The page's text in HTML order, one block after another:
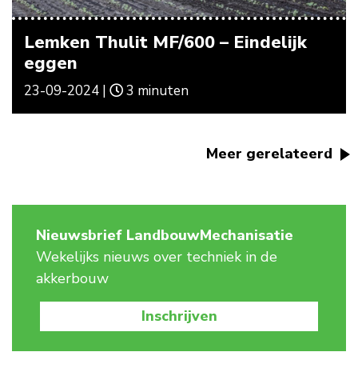
Lemken Thulit MF/600 – Eindelijk
eggen
23-09-2024 | 3 minuten
Meer gerelateerd
Nieuwsbrief LandbouwMechanisatie
Wekelijks nieuws over techniek in de
akkerbouw
Inschrijven